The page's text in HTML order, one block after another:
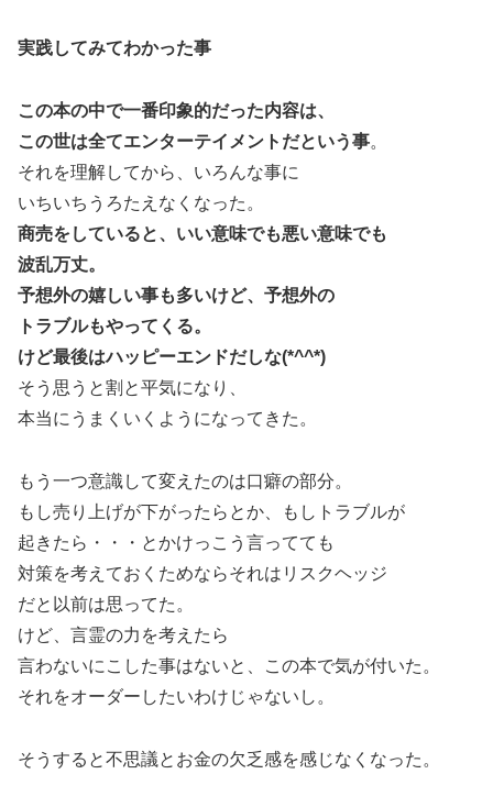
実践してみてわかった事
この本の中で一番印象的だった内容は、
この世は全てエンターテイメントだという事。
それを理解してから、いろんな事に
いちいちうろたえなくなった。
商売をしていると、いい意味でも悪い意味でも
波乱万丈。
予想外の嬉しい事も多いけど、予想外の
トラブルもやってくる。
けど最後はハッピーエンドだしな(*^^*)
そう思うと割と平気になり、
本当にうまくいくようになってきた。
もう一つ意識して変えたのは口癖の部分。
もし売り上げが下がったらとか、もしトラブルが
起きたら・・・とかけっこう言ってても
対策を考えておくためならそれはリスクヘッジ
だと以前は思ってた。
けど、言霊の力を考えたら
言わないにこした事はないと、この本で気が付いた。
それをオーダーしたいわけじゃないし。
そうすると不思議とお金の欠乏感を感じなくなった。